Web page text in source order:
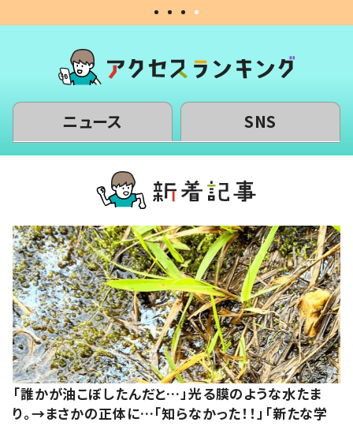
ニュース SNS
「誰かが油こぼしたんだと…」光る膜のような水たま
り。→まさかの正体に…「知らなかった！！」「新たな学